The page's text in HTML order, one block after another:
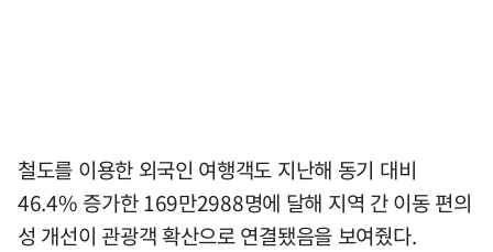
철도를 이용한 외국인 여행객도 지난해 동기 대비
46.4% 증가한 169만2988명에 달해 지역 간 이동 편의
성 개선이 관광객 확산으로 연결됐음을 보여줬다.